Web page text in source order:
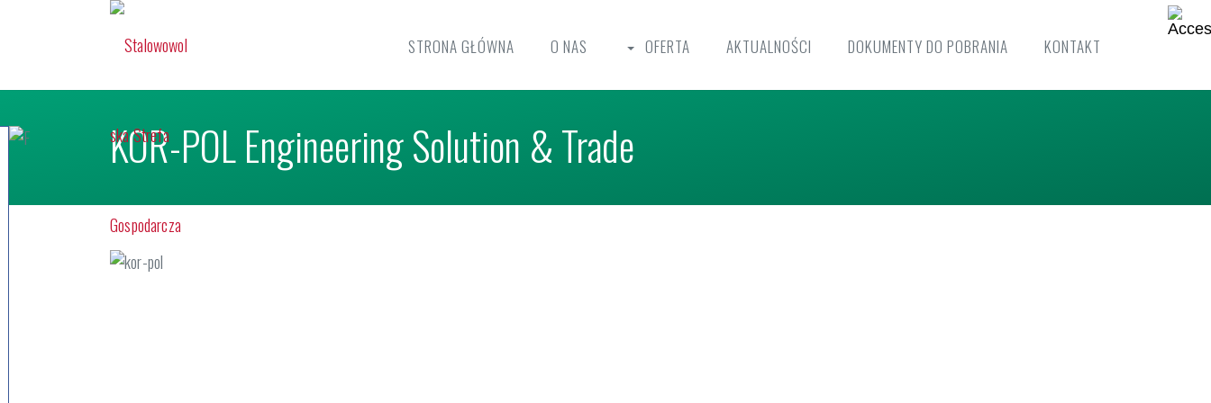
STRONA GŁÓWNA O NAS OFERTA AKTUALNOŚCI DOKUMENTY DO POBRANIA KONTAKT
KOR-POL Engineering Solution & Trade